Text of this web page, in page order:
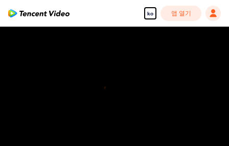
ko 앱 열기